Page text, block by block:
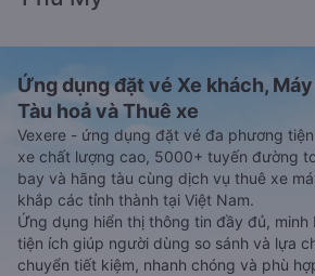
Ứng dụng đặt vé Xe khách,
Tàu hoả và Thuê xe
Vexere - ứng dụng đặt vé đa phương
xe chất lượng cao, 5000+ tuyến đường
bay và hãng tàu cùng dịch vụ thuê xe
khắp các tỉnh thành tại Việt Nam.
Ứng dụng hiển thị thông tin đầy đủ, minh
tiện ích giúp người dùng so sánh và lựa
chuyển tiết kiệm, nhanh chóng và phù